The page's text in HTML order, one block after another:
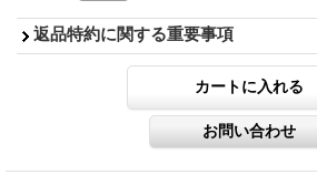
返品特約に関する重要事項